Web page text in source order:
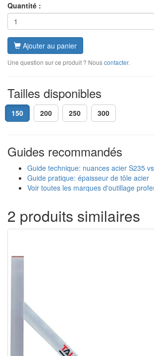
Quantité :
Ajouter au panier
Une question sur ce produit ? Nouscontacter.
Tailles disponibles
150 200 250 300
Guides recommandés
Guide technique: nuances acier S235
Guide pratique: épaisseur de tôle acier
Voir toutes les marques d'outillage
2 produits similaires